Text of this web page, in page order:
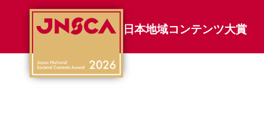
日本地域コンテンツ大賞